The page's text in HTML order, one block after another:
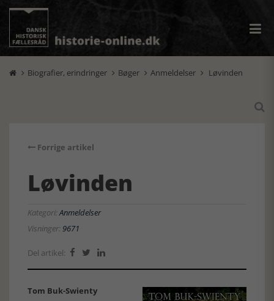
 Biografier, erindringer  Bøger  Anmeldelser  Løvinden

Forrige artikel
Løvinden
Kategori:Anmeldelser
Visninger:9671
Del artikel:   
Tom Buk-Swienty